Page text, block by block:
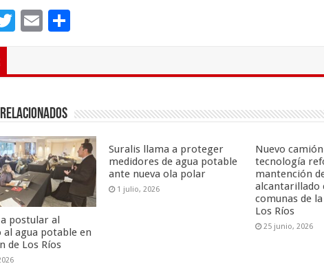
T E
C
ar
ti
r
postular al
al agua potable en
de Los Ríos
Suralis llama a proteger
medidores de agua potable
ante nueva ola polar
1 julio, 2026
Nuevo
tecnología
mantención
alcantarillado
comunas de
Los Ríos
25 junio, 2026